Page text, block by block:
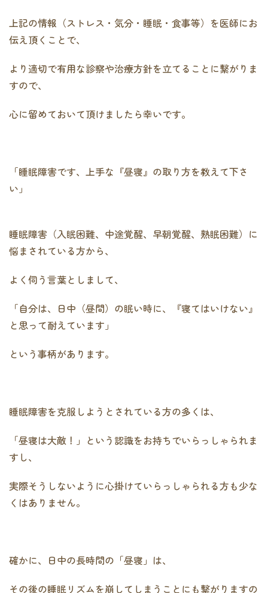
上記の情報（ストレス・気分・睡眠・食事等）を医師にお
伝え頂くことで、
より適切で有用な診察や治療方針を立てることに繋がりま
すので、
心に留めておいて頂けましたら幸いです。
「睡眠障害です、上手な『昼寝』の取り方を教えて下さ
い」
睡眠障害（入眠困難、中途覚醒、早朝覚醒、熟眠困難）に
悩まされている方から、
よく伺う言葉としまして、
「自分は、日中（昼間）の眠い時に、『寝てはいけない』
と思って耐えています」
という事柄があります。
睡眠障害を克服しようとされている方の多くは、
「昼寝は大敵！」という認識をお持ちでいらっしゃられま
すし、
実際そうしないように心掛けていらっしゃられる方も少な
くはありません。
確かに、日中の長時間の「昼寝」は、
その後の睡眠リズムを崩してしまうことにも繋がりますの